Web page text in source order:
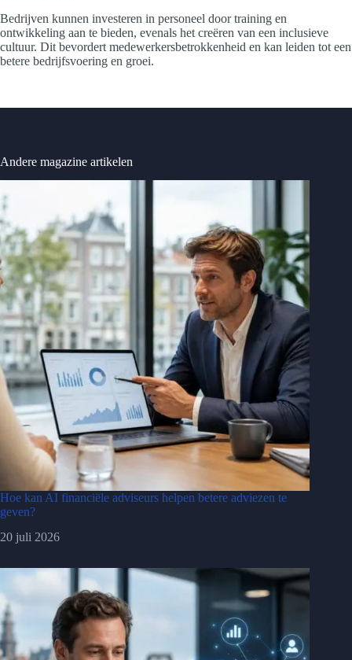
Bedrijven kunnen investeren in personeel door training en
ontwikkeling aan te bieden, evenals het creëren van een inclusieve
cultuur. Dit bevordert medewerkersbetrokkenheid en kan leiden tot een
betere bedrijfsvoering en groei.
Andere magazine artikelen
Hoe kan AI financiële adviseurs helpen betere adviezen te
geven?
20 juli 2026